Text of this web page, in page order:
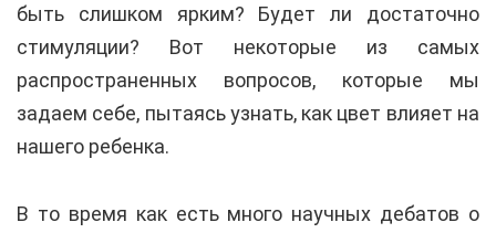
быть слишком ярким? Будет ли достаточно
стимуляции? Вот некоторые из самых
распространенных вопросов, которые мы
задаем себе, пытаясь узнать, как цвет влияет на
нашего ребенка.
В то время как есть много научных дебатов о